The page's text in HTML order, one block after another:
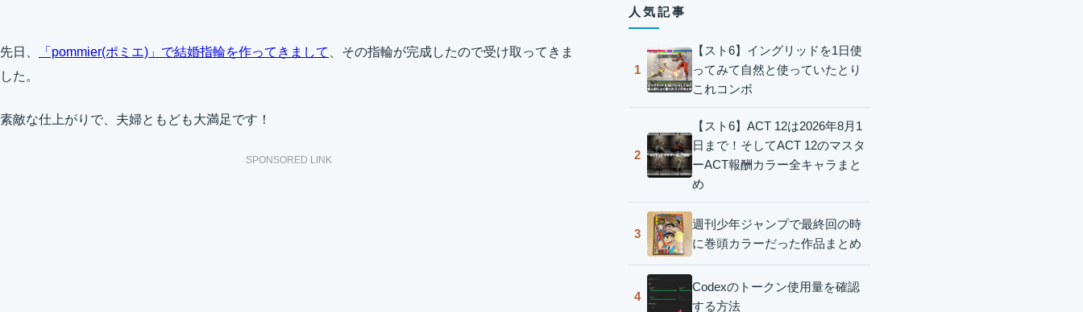
先日、 「pommier(ポミエ)」で結婚指輪を作ってきまして
、その指輪が完成したので受け取ってきま
した。
素敵な仕上がりで、夫婦ともども大満足です！
SPONSORED LINK
人気記事
1
【スト6】イングリッドを1日使
ってみて自然と使っていたとり
これコンボ
2
【スト6】ACT 12は2026年8月1
日まで！そしてACT 12のマスタ
ーACT報酬カラー全キャラまと
め
3
週刊少年ジャンプで最終回の時
に巻頭カラーだった作品まとめ
4
Codexのトークン使用量を確認
する方法